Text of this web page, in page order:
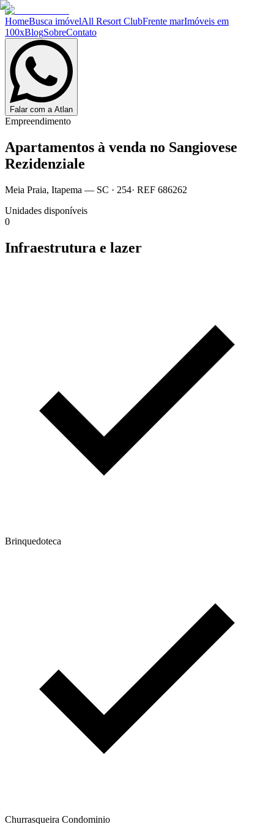
HomeBusca imóvelAll Resort ClubFrente marImóveis em
100xBlogSobreContato
Falar com a Atlan
Empreendimento
Apartamentos à venda no Sangiovese
Rezidenziale
Meia Praia, Itapema — SC · 254· REF 686262
Unidades disponíveis
0
Infraestrutura e lazer
Brinquedoteca
Churrasqueira Condominio